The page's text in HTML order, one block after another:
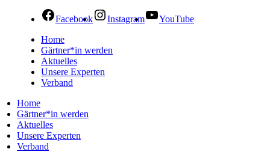
Facebook Instagram
YouTube
Home
Gärtner*in werden
Aktuelles
Unsere Experten
Verband
Home
Gärtner*in werden
Aktuelles
Unsere Experten
Verband